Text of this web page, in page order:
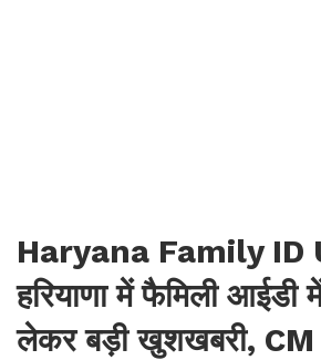
Haryana Family ID
हरियाणा में फैमिली आईडी
लेकर बड़ी खुशखबरी,